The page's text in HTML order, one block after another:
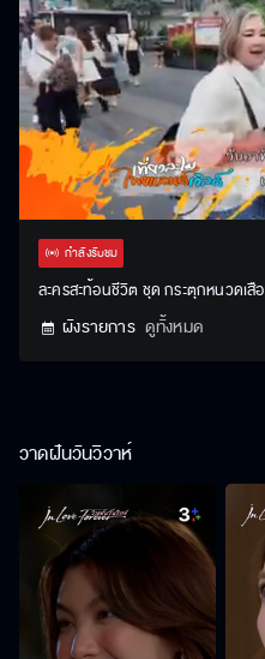
UnmuteStream
กำลังรับชม
ละครสะท้อนชีวิต ชุด กระตุกหนวดเสือ
ผังรายการ ดูทั้งหมด
วาดฝันวันวิวาห์